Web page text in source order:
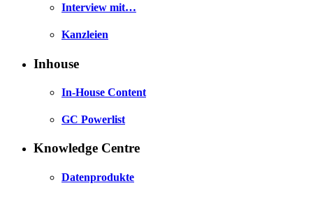
Interview mit…
Kanzleien
Inhouse
In-House Content
GC Powerlist
Knowledge Centre
Datenprodukte